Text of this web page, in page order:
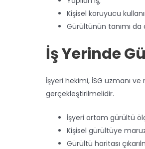
Kişisel koruyucu
Gürültünün tanımı
İş Yerinde
İşyeri hekimi, İSG uzmanı
gerçekleştirilmelidir.
İşyeri ortam gürültü
Kişisel gürültüye
Gürültü haritası